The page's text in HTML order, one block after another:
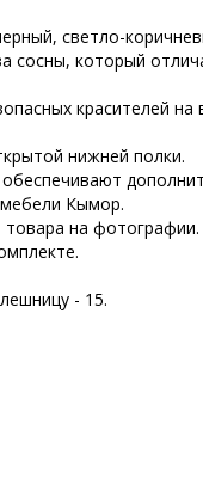
светло-
сосны, который
красителей
нижней полки.
Кымор.
на фотографии.
- 15.